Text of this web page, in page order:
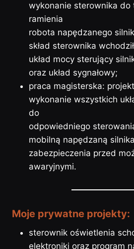
wykonanie sterownika do
ramienia
robota napędzanego
skład sterownika
układ mocy sterujący
oraz układ sygnałowy;
praca magisterska:
wykonanie wszystkich
do
odpowiedniego
mobilną napędzaną
zabezpieczenia przed
awaryjnymi.
Moje prywatne projekty:
sterownik oświetlenia
elektroniki oraz program